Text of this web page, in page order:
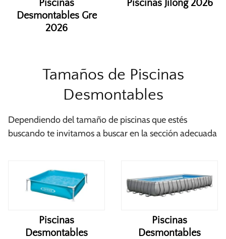
Piscinas
Desmontables Gre
2026
Piscinas Jilong 2026
Tamaños de Piscinas
Desmontables
Dependiendo del tamaño de piscinas que estés
buscando te invitamos a buscar en la sección adecuada
Piscinas
Desmontables
Piscinas
Desmontables